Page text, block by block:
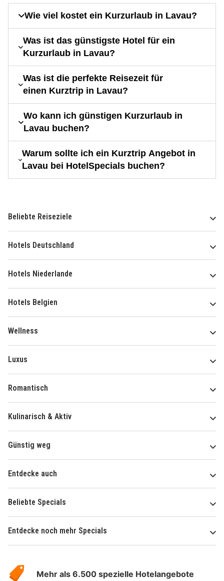
Wie viel kostet ein Kurzurlaub in Lavau?
Was ist das günstigste Hotel für ein
Kurzurlaub in Lavau?
Was ist die perfekte Reisezeit für
einen Kurztrip in Lavau?
Wo kann ich günstigen Kurzurlaub in
Lavau buchen?
Warum sollte ich ein Kurztrip Angebot in
Lavau bei HotelSpecials buchen?
Beliebte Reiseziele
Hotels Deutschland
Hotels Niederlande
Hotels Belgien
Wellness
Luxus
Romantisch
Kulinarisch & Aktiv
Günstig weg
Entdecke auch
Beliebte Specials
Entdecke noch mehr Specials
Hotelspecials
Mehr als 6.500 spezielle Hotelangebote